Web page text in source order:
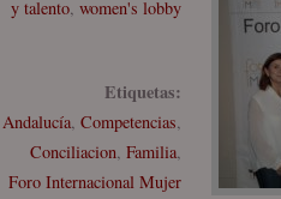
y talento, women's lobby
Etiquetas:
Andalucía, Competencias,
Conciliacion, Familia,
Foro Internacional Mujer